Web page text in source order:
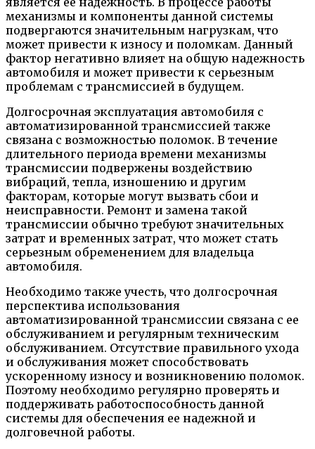
механизмы и компоненты данной системы
подвергаются значительным нагрузкам, что
может привести к износу и поломкам. Данный
фактор негативно влияет на общую надежность
автомобиля и может привести к серьезным
проблемам с трансмиссией в будущем.
Долгосрочная эксплуатация автомобиля с
автоматизированной трансмиссией также
связана с возможностью поломок. В течение
длительного периода времени механизмы
трансмиссии подвержены воздействию
вибраций, тепла, изношению и другим
факторам, которые могут вызвать сбои и
неисправности. Ремонт и замена такой
трансмиссии обычно требуют значительных
затрат и временных затрат, что может стать
серьезным обременением для владельца
автомобиля.
Необходимо также учесть, что долгосрочная
перспектива использования
автоматизированной трансмиссии связана с ее
обслуживанием и регулярным техническим
обслуживанием. Отсутствие правильного ухода
и обслуживания может способствовать
ускоренному износу и возникновению поломок.
Поэтому необходимо регулярно проверять и
поддерживать работоспособность данной
системы для обеспечения ее надежной и
долговечной работы.